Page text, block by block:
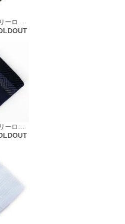
【新品】 バーバリーロンドン BURBERRY LONDON 大判 ガーゼ タオルハンカチ 68829
【新品】 バーバリーロンドン BURBERRY LONDON タオルハンカチ 51148